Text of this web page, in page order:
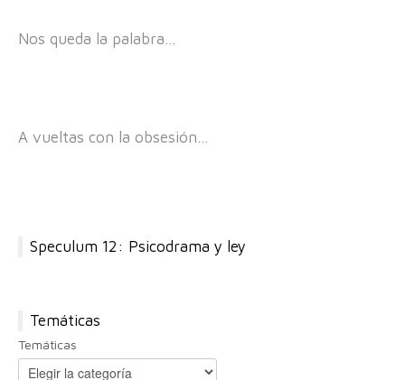
Nos queda la palabra…
A vueltas con la obsesión…
Speculum 12: Psicodrama y ley
Temáticas
Temáticas